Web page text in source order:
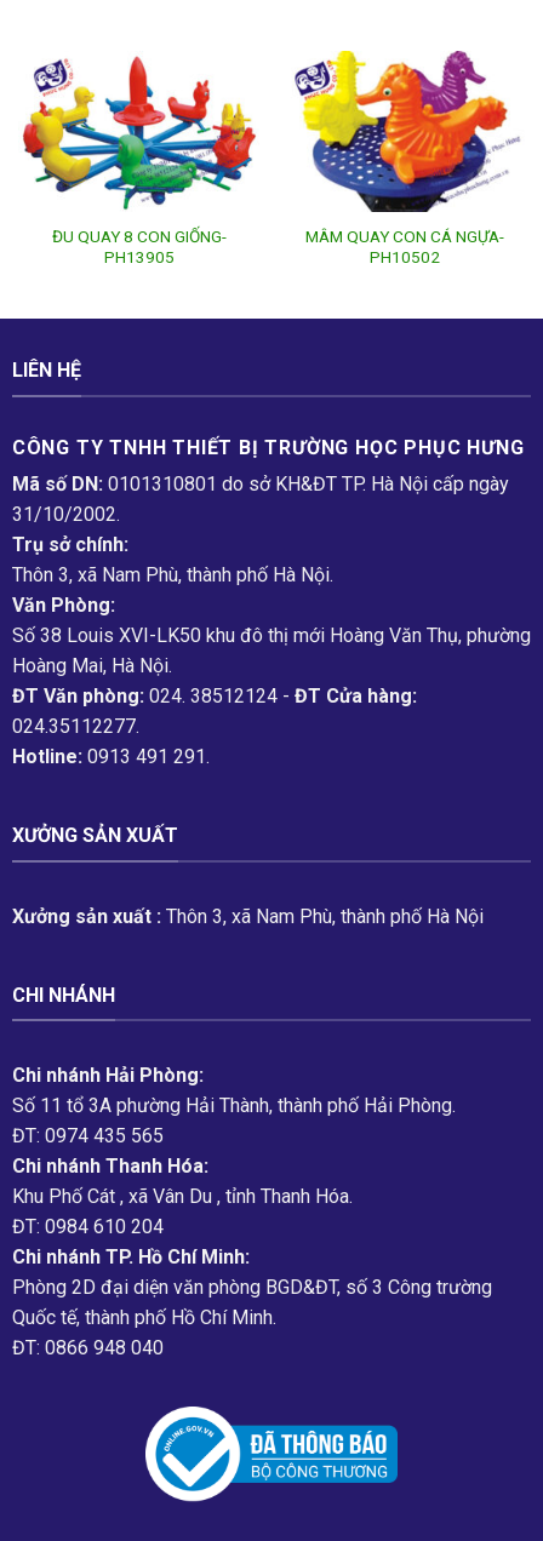
ĐU QUAY 8 CON GIỐNG-
PH13905
MÂM QUAY CON CÁ NGỰA-
PH10502
LIÊN HỆ
CÔNG TY TNHH THIẾT BỊ TRƯỜNG HỌC PHỤC H­ƯNG
Mã số DN: 0101310801 do sở KH&ĐT TP. Hà Nội cấp ngày
31/10/2002.
Trụ sở chính:
Thôn 3, xã Nam Phù, thành phố Hà Nội.
Văn Phòng:
Số 38 Louis XVI-LK50 khu đô thị mới Hoàng Văn Thụ, phường
Hoàng Mai, Hà Nội.
ĐT Văn phòng:024. 38512124 - ĐT Cửa hàng:
024.35112277.
Hotline:0913 491 291.
XƯỞNG SẢN XUẤT
Xưởng sản xuất :Thôn 3, xã Nam Phù, thành phố Hà Nội
CHI NHÁNH
Chi nhánh Hải Phòng:
Số 11 tổ 3A phường Hải Thành, thành phố Hải Phòng.
ĐT: 0974 435 565
Chi nhánh Thanh Hóa:
Khu Phố Cát , xã Vân Du , tỉnh Thanh Hóa.
ĐT: 0984 610 204
Chi nhánh TP. Hồ Chí Minh:
Phòng 2D đại diện văn phòng BGD&ĐT, số 3 Công trường
Quốc tế, thành phố Hồ Chí Minh.
ĐT: 0866 948 040